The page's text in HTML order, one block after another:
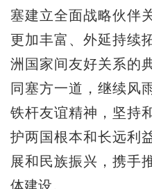
塞建立全面战略伙伴
更加丰富、外延持续
洲国家间友好关系的
同塞方一道，继续风
铁杆友谊精神，坚持
护两国根本和长远利
展和民族振兴，携手
体建设。